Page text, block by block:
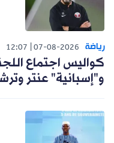
رياضة 07-08-2026
12:07
كواليس اجتماع
و"إسبانية" عنتر